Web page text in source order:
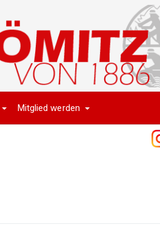
Mitglied werden